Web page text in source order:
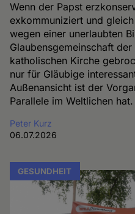
Wenn der Papst
exkommuniziert und
wegen einer unerlaubten
Glaubensgemeinschaft
katholischen Kirche
nur für Gläubige
Außenansicht ist der
Parallele im Weltlichen hat.
Peter Kurz
06.07.2026
GESUNDHEIT